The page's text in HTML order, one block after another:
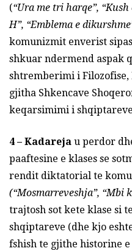
(“Ura me tri harqe”,
H”, “Emblema e
komunizmit enverist
shkuar ndermend aspak
shtremberimi i Filozofise,
gjitha Shkencave
keqarsimimi i
4 – Kadareja u perdor
paaftesine e klases se
rendit diktatorial te
(“Mosmarreveshja”, “Mbi
trajtosh sot kete klase si
shqiptareve (dhe kjo
fshish te gjithe historine